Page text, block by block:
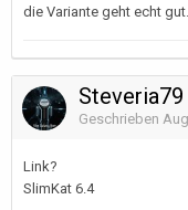
die Variante geht echt gut.
Steveria79
Geschrieben
Link?
SlimKat 6.4